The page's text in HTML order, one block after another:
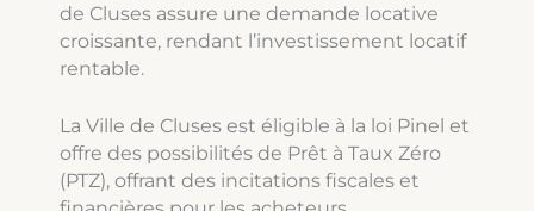
de Cluses assure une demande locative
croissante, rendant l’investissement locatif
rentable.
La Ville de Cluses est éligible à la loi Pinel et
offre des possibilités de Prêt à Taux Zéro
(PTZ), offrant des incitations fiscales et